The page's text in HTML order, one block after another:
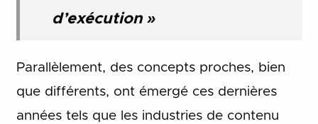
d’exécution »
Parallèlement, des concepts proches, bien
que différents, ont émergé ces dernières
années tels que les industries de contenu